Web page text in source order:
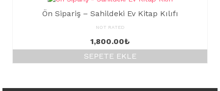
Ön Sipariş – Sahildeki Ev Kitap Kılıfı
NOT RATED
1,800.00₺
SEPETE EKLE